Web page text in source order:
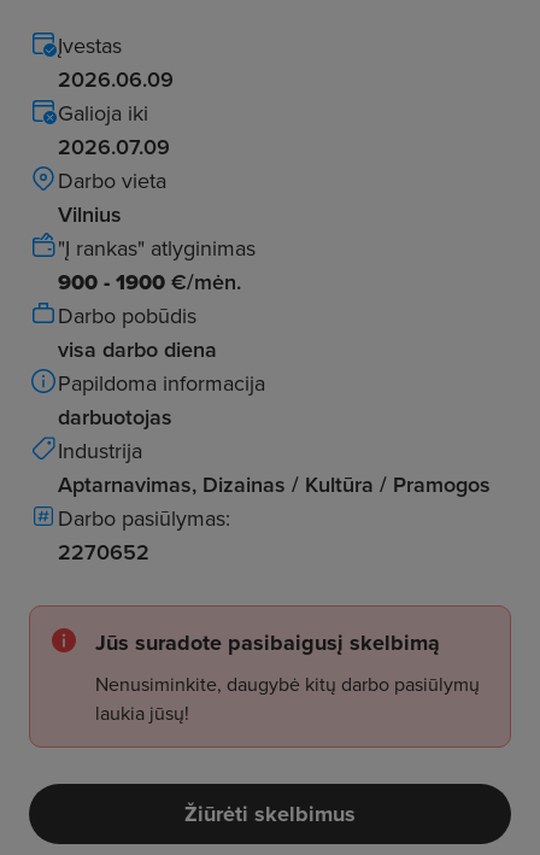
Įvestas
2026.06.09
Galioja iki
2026.07.09
Darbo vieta
Vilnius
"Į rankas" atlyginimas
900 - 1900 €/mėn.
Darbo pobūdis
visa darbo diena
Papildoma informacija
darbuotojas
Industrija
Aptarnavimas, Dizainas / Kultūra / Pramogos
Darbo pasiūlymas:
2270652
Jūs suradote pasibaigusį skelbimą
Nenusiminkite, daugybė kitų darbo pasiūlymų
laukia jūsų!
Žiūrėti skelbimus